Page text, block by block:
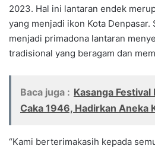
2023. Hal ini lantaran endek
yang menjadi ikon Kota
menjadi primadona lantaran
tradisional yang beragam dan
Baca juga : Kasanga
Caka 1946, Hadirkan Aneka
“Kami berterimakasih kepada